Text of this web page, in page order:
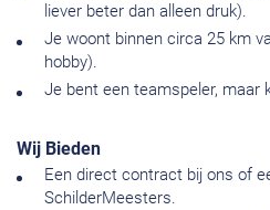
liever beter dan alleen druk).
Je woont binnen circa 25 km
hobby).
Je bent een teamspeler, maar
Wij Bieden
Een direct contract bij ons of
SchilderMeesters.